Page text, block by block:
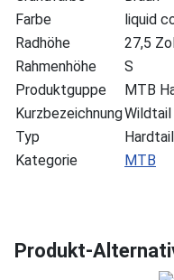
Farbe
liquid
Radhöhe
27,5
Rahmenhöhe
S
Produktguppe
MTB
KurzbezeichnungWildtail
Typ
Hardtail
Kategorie
MTB
Produkt-